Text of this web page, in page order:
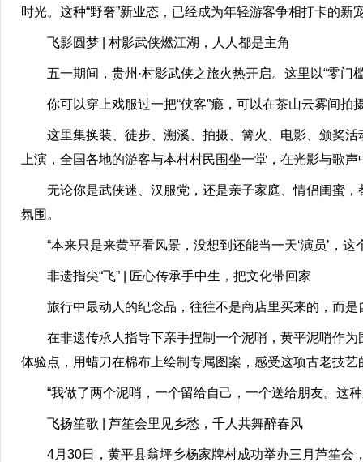
时光。这种“野奢”新业态，已经成为年轻游客争相打卡的新
飞影圆梦 | 村影武侠燃江湖，人人都是主角
五一期间，贵州·村影武侠之旅火热开启。这里以“零门
你可以穿上戏服过一把“侠客”瘾，可以在茶山云雾间拍
这里集换装、徒步、溯溪、拍摄、篝火、电影、颁奖活
上演，全国各地的游客与本村村民围坐一堂，在光影与歌
无论你是武侠迷、汉服党，还是亲子家庭、情侣闺蜜，
氛围。
“本来只是来黄平看风景，没想到还能当一天‘演员’，这
非遗指尖“飞” | 匠心传承手中生，把文化带回家
旅行中最动人的纪念品，往往不是商店里买来的，而
在非遗传承人指导下亲手捏制一个泥哨，黄平泥哨作为
体验点，用蜡刀在棉布上绘制专属图案，感受这项古老技艺
“我做了两个泥哨，一个留给自己，一个送给朋友。这种
飞扬笙歌 | 芦笙会里见乡愁，千人共舞醉春风
4月30日，黄平县翁坪乡杨家牌村成功举办三月芦笙会